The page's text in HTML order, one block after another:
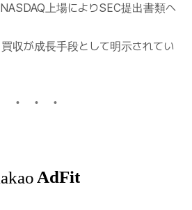
NASDAQ上場によりSEC提出書類へ
買収が成長手段として明示されてい